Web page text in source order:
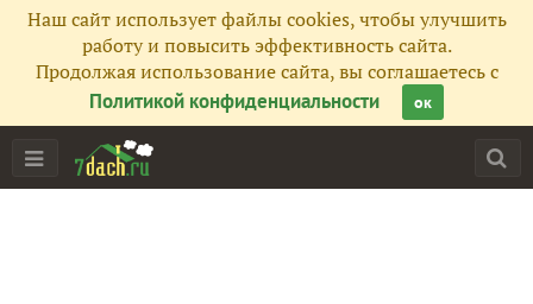
Наш сайт использует файлы cookies, чтобы улучшить
работу и повысить эффективность сайта.
Продолжая использование сайта, вы соглашаетесь с
Политикой конфиденциальности
ок